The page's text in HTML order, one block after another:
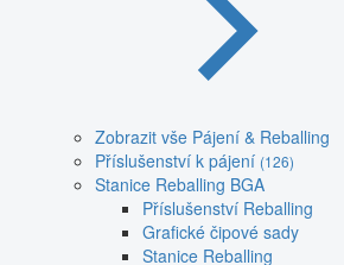
Zobrazit vše Pájení & Reballing
Příslušenství k pájení (126)
Stanice Reballing BGA
Příslušenství Reballing
Grafické čipové sady
Stanice Reballing